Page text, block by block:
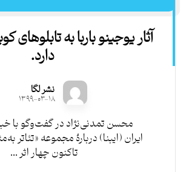
آثار یوجینو باربا به
دارد.
نشر لگا
۱۳۹۹-۰۳-۱۸
محسن تمدنی‌نژاد در گفت‌وگو با
ایران (ایبنا) دربارۀ مجموعه «تئاتر
تاکنون چهار اثر ...